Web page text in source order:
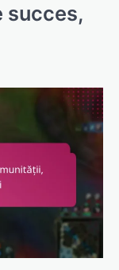
succes,